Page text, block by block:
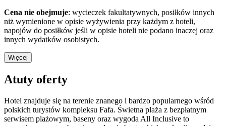
Cena nie obejmuje: wycieczek fakultatywnych, posiłków innych
niż wymienione w opisie wyżywienia przy każdym z hoteli,
napojów do posiłków jeśli w opisie hoteli nie podano inaczej oraz
innych wydatków osobistych.
Więcej
Atuty oferty
Hotel znajduje się na terenie znanego i bardzo popularnego wśród
polskich turystów kompleksu Fafa. Świetna plaża z bezpłatnym
serwisem plażowym, baseny oraz wygoda All Inclusive to